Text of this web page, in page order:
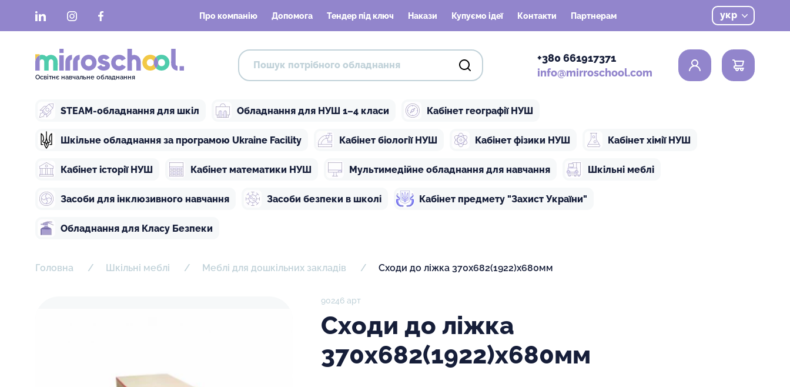
LinkedInInstagramFacebook Про компанію Допомога Тендер під ключ Накази Купуємо ідеї Контакти Партнерам укр
Освітнє навчальне обладнання
+380 661917371
info@mirroschool.com
0
STEAM-обладнання для шкіл Обладнання для НУШ 1–4 класи Кабінет географії НУШ
Шкільне обладнання за програмою Ukraine Facility Кабінет біології НУШ Кабінет фізики НУШ Кабінет хімії НУШ
Кабінет історії НУШ Кабінет математики НУШ Мультимедійне обладнання для навчання Шкільні меблі
Засоби для інклюзивного навчання Засоби безпеки в школі Кабінет предмету "Захист України"
Обладнання для Класу Безпеки
Головна Шкільні меблі Меблі для дошкільних закладів Сходи до ліжка 370х682(1922)х680мм
90246 арт
Сходи до ліжка
370х682(1922)х680мм